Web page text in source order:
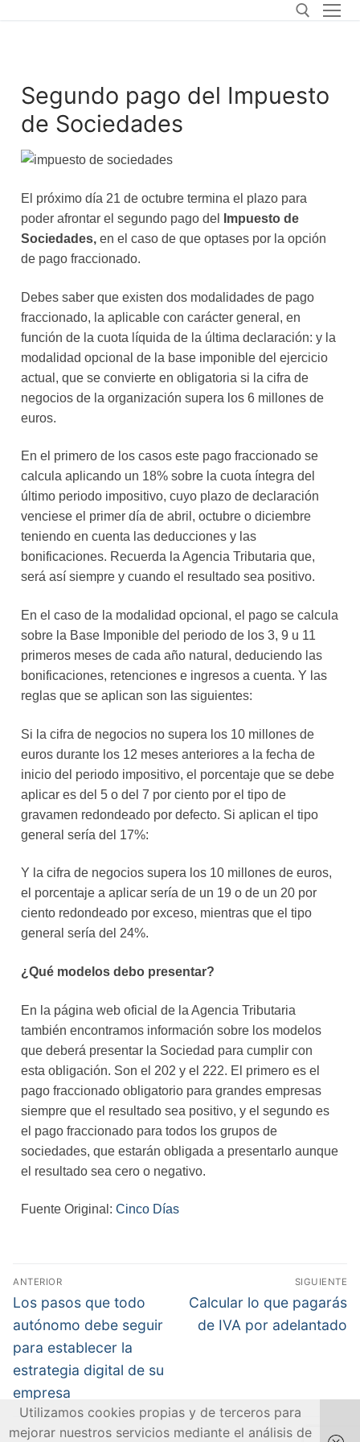
Segundo pago del Impuesto
de Sociedades
El próximo día 21 de octubre termina el plazo para
poder afrontar el segundo pago del
Impuesto de
Sociedades, en el caso de que optases por la opción
de pago fraccionado.
Debes saber que existen dos modalidades de pago
fraccionado, la aplicable con carácter general, en
función de la cuota líquida de la última declaración: y la
modalidad opcional de la base imponible del ejercicio
actual, que se convierte en obligatoria si la cifra de
negocios de la organización supera los 6 millones de
euros.
En el primero de los casos este pago fraccionado se
calcula aplicando un 18% sobre la cuota íntegra del
último periodo impositivo, cuyo plazo de declaración
venciese el primer día de abril, octubre o diciembre
teniendo en cuenta las deducciones y las
bonificaciones. Recuerda la Agencia Tributaria que,
será así siempre y cuando el resultado sea positivo.
En el caso de la modalidad opcional, el pago se calcula
sobre la Base Imponible del periodo de los 3, 9 u 11
primeros meses de cada año natural, deduciendo las
bonificaciones, retenciones e ingresos a cuenta. Y las
reglas que se aplican son las siguientes:
Si la cifra de negocios no supera los 10 millones de
euros durante los 12 meses anteriores a la fecha de
inicio del periodo impositivo, el porcentaje que se debe
aplicar es del 5 o del 7 por ciento por el tipo de
gravamen redondeado por defecto. Si aplican el tipo
general sería del 17%:
Y la cifra de negocios supera los 10 millones de euros,
el porcentaje a aplicar sería de un 19 o de un 20 por
ciento redondeado por exceso, mientras que el tipo
general sería del 24%.
¿Qué modelos debo presentar?
En la página web oficial de la Agencia Tributaria
también encontramos información sobre los modelos
que deberá presentar la Sociedad para cumplir con
esta obligación. Son el 202 y el 222. El primero es el
pago fraccionado obligatorio para grandes empresas
siempre que el resultado sea positivo, y el segundo es
el pago fraccionado para todos los grupos de
sociedades, que estarán obligada a presentarlo aunque
el resultado sea cero o negativo.
Fuente Original: Cinco Días
ANTERIOR
Los pasos que todo
autónomo debe seguir
para establecer la
estrategia digital de su
empresa
SIGUIENTE
Calcular lo que pagarás
de IVA por adelantado
Utilizamos cookies propias y de terceros para
mejorar nuestros servicios mediante el análisis de